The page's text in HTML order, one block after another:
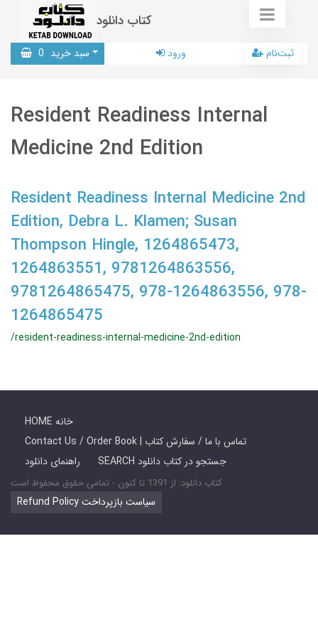
کتاب دانلود
سبد خرید 0 ورود ثبت‌نام
Resident Readiness Internal
Medicine 2nd Edition
Resident Readiness Internal Medicine 2nd
Edition, Debra L. Klamen; Susan
Thompson Hingle, 1264865473,
1264863551, 9781264863556,
9781264865475, 978-1264863556, 978-
1264865475
/resident-readiness-internal-medicine-2nd-edition
HOME خانه
Contact Us / Order Book | تماس با ما / سفارش کتاب
راهنمای دانلود
SEARCH جستجو در کتاب دانلود
کتاب دانلود: از 1391 تا کنون - تمامی حقوق محفوظ است
Refund Policy سیاست بازپرداخت